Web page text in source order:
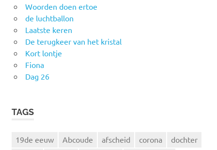
Woorden doen ertoe
de luchtballon
Laatste keren
De terugkeer van het kristal
Kort lontje
Fiona
Dag 26
TAGS
19de eeuw Abcoude afscheid corona
dochter